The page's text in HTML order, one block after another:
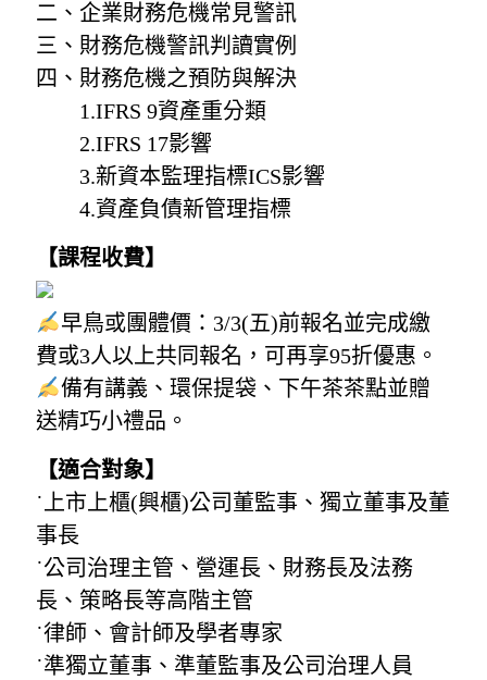
二、企業財務危機常見警訊
三、財務危機警訊判讀實例
四、財務危機之預防與解決
1.IFRS 9資產重分類
2.IFRS 17影響
3.新資本監理指標ICS影響
4.資產負債新管理指標
【課程收費】
早鳥或團體價：3/3(五)前報名並完成繳
費或3人以上共同報名，可再享95折優惠。
備有講義、環保提袋、下午茶茶點並贈
送精巧小禮品。
【適合對象】
˙上市上櫃(興櫃)公司董監事、獨立董事及董
事長
˙公司治理主管、營運長、財務長及法務
長、策略長等高階主管
˙律師、會計師及學者專家
˙準獨立董事、準董監事及公司治理人員